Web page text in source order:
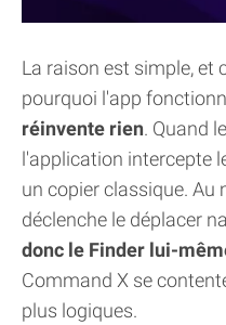
La raison est simple, et
pourquoi l'app
réinvente rien. Quand
l'application intercepte
un copier classique.
déclenche le déplacer
donc le Finder lui-
Command X se
plus logiques.